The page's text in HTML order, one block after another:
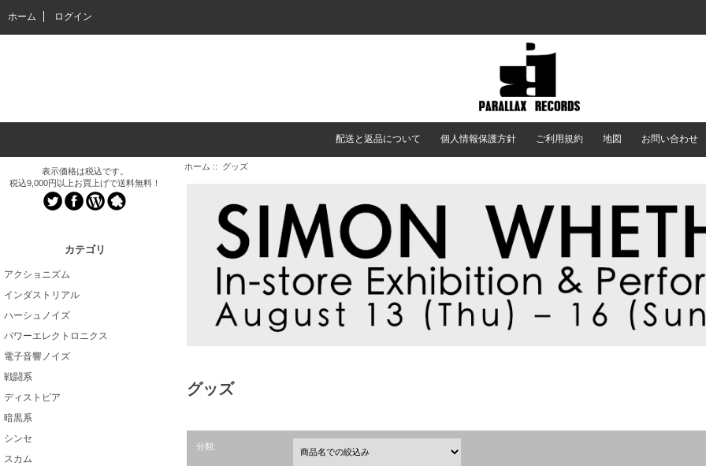
ホーム ログイン
配送と返品について 個人情報保護方針 ご利用規約 地図 お問い合わせ
表示価格は税込です。
税込9,000円以上お買上げで送料無料！
カテゴリ
アクショニズム
インダストリアル
ハーシュノイズ
パワーエレクトロニクス
電子音響ノイズ
戦闘系
ディストピア
暗黒系
シンセ
スカム
ホーム :: グッズ
グッズ
分類: